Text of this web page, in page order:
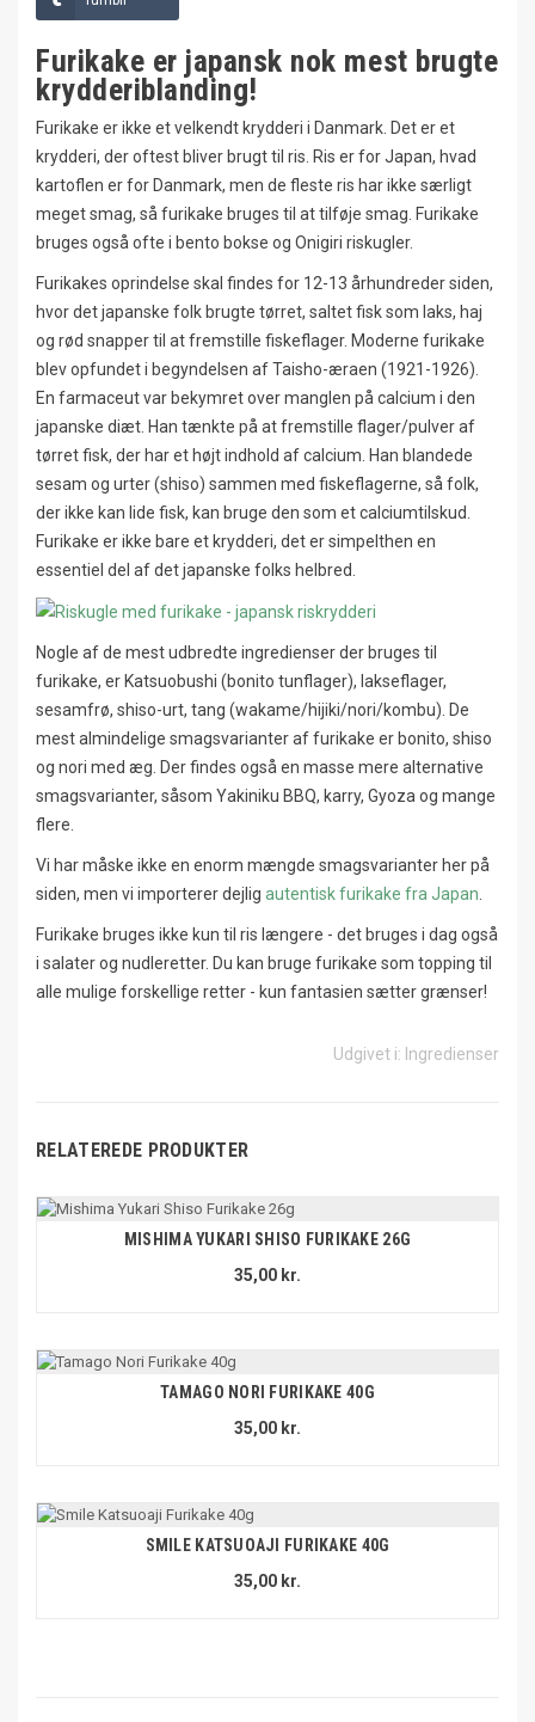
Furikake er japansk nok mest brugte
krydderiblanding!
Furikake er ikke et velkendt krydderi i Danmark. Det er et
krydderi, der oftest bliver brugt til ris. Ris er for Japan, hvad
kartoflen er for Danmark, men de fleste ris har ikke særligt
meget smag, så furikake bruges til at tilføje smag. Furikake
bruges også ofte i bento bokse og Onigiri riskugler.
Furikakes oprindelse skal findes for 12-13 århundreder siden,
hvor det japanske folk brugte tørret, saltet fisk som laks, haj
og rød snapper til at fremstille fiskeflager. Moderne furikake
blev opfundet i begyndelsen af Taisho-æraen (1921-1926).
En farmaceut var bekymret over manglen på calcium i den
japanske diæt. Han tænkte på at fremstille flager/pulver af
tørret fisk, der har et højt indhold af calcium. Han blandede
sesam og urter (shiso) sammen med fiskeflagerne, så folk,
der ikke kan lide fisk, kan bruge den som et calciumtilskud.
Furikake er ikke bare et krydderi, det er simpelthen en
essentiel del af det japanske folks helbred.
Nogle af de mest udbredte ingredienser der bruges til
furikake, er Katsuobushi (bonito tunflager), lakseflager,
sesamfrø, shiso-urt, tang (wakame/hijiki/nori/kombu). De
mest almindelige smagsvarianter af furikake er bonito, shiso
og nori med æg. Der findes også en masse mere alternative
smagsvarianter, såsom Yakiniku BBQ, karry, Gyoza og mange
flere.
Vi har måske ikke en enorm mængde smagsvarianter her på
siden, men vi importerer dejlig autentisk furikake fra Japan
Furikake bruges ikke kun til ris længere - det bruges i dag også
i salater og nudleretter. Du kan bruge furikake som topping til
alle mulige forskellige retter - kun fantasien sætter grænser!
Udgivet i: Ingredienser
RELATEREDE PRODUKTER
MISHIMA YUKARI SHISO FURIKAKE 26G
35,00 kr.
TAMAGO NORI FURIKAKE 40G
35,00 kr.
SMILE KATSUOAJI FURIKAKE 40G
35,00 kr.